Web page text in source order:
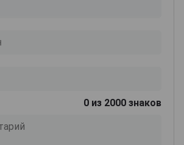
0 из 2000 знаков